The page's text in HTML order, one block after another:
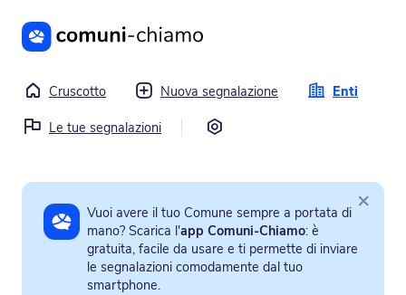
Vai al contenuto principale
Cruscotto Nuova segnalazione
Enti
Le tue segnalazioni
Vuoi avere il tuo Comune sempre a portata di
mano? Scarica l'app Comuni-Chiamo: è
gratuita, facile da usare e ti permette di inviare
le segnalazioni comodamente dal tuo
smartphone.
×